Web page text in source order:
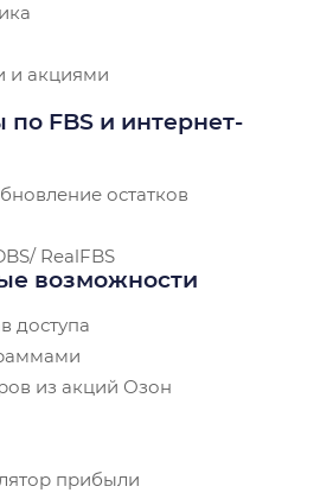
и акциями
по FBS и интернет-
остатков
RealFBS
возможности
доступа
из акций Озон
прибыли